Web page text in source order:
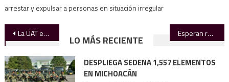
arrestar y expulsar a personas en situación irregular
Navegación
de
entradas
La UAT es sede del foro para analizar retos y tendencias de la educación superior. Esperan recuperación de almacenamiento de presas y lagunas con lluvias de “Alberto”.
LO MÁS RECIENTE
DESPLIEGA SEDENA 1,557 ELEMENTOS
EN MICHOACÁN